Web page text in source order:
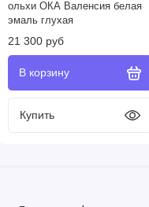
ольхи ОКА Валенсия белая
эмаль глухая
21 300 руб
Купить